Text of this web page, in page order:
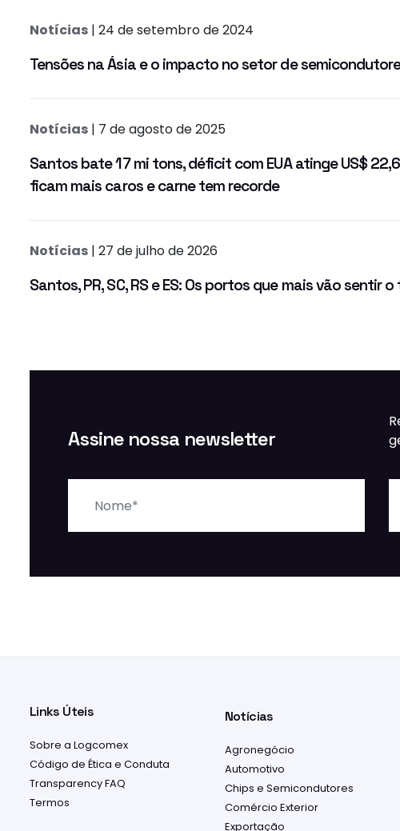
Notícias | 24 de setembro de 2024
Tensões na Ásia e o impacto no setor de
Notícias | 7 de agosto de 2025
Santos bate 17 mi tons, déficit com EUA atinge US$
ficam mais caros e carne tem recorde
Notícias | 27 de julho de 2026
Santos, PR, SC, RS e ES: Os portos que mais vão sentir
Assine nossa newsletter
Links Úteis
Sobre a Logcomex
Código de Ética e Conduta
Transparency FAQ
Termos
Notícias
Agronegócio
Automotivo
Chips e Semicondutores
Comércio Exterior
Exportação